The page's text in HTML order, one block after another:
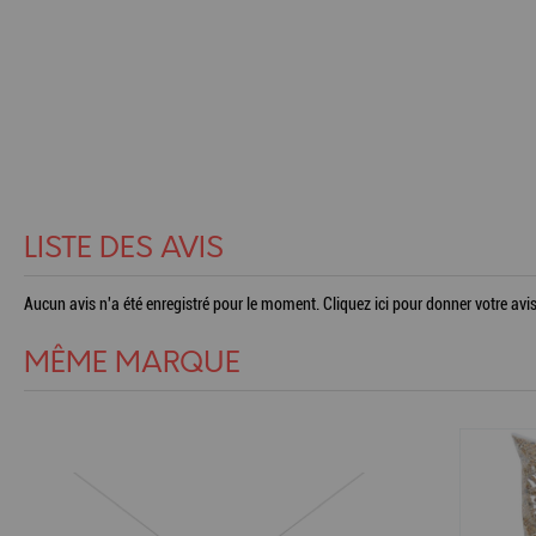
LISTE DES AVIS
Aucun avis n'a été enregistré pour le moment. Cliquez ici pour donner votre
MÊME MARQUE